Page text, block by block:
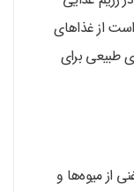
از غذاهای
طبیعی برای
از میوه‌ها و